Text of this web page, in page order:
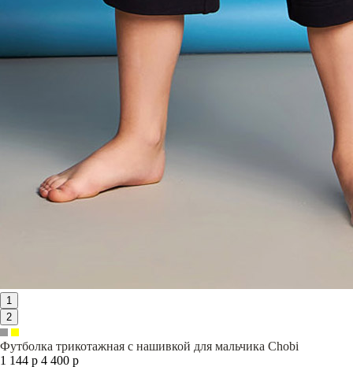
1
2
Футболка трикотажная с нашивкой для мальчика Chobi
1 144 р 4 400 р